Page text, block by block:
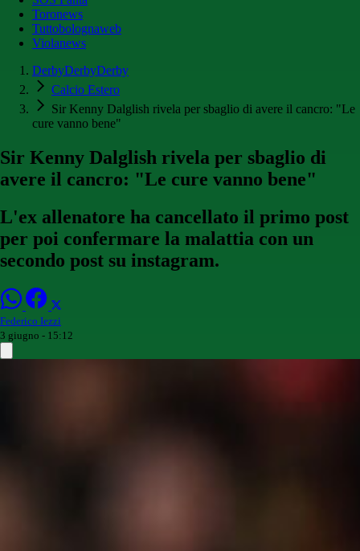
Toronews
Tuttobolognaweb
Violanews
DerbyDerbyDerby
Calcio Estero
Sir Kenny Dalglish rivela per sbaglio di avere il cancro: "Le
cure vanno bene"
Sir Kenny Dalglish rivela per sbaglio di
avere il cancro: "Le cure vanno bene"
L'ex allenatore ha cancellato il primo post
per poi confermare la malattia con un
secondo post su instagram.
Federico Iezzi
3 giugno - 15:12